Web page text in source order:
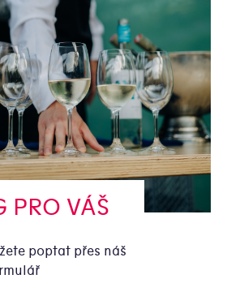
PRO VÁŠ
poptat přes náš